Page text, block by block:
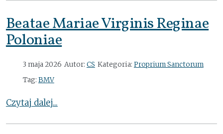
Beatae Mariae Virginis Reginae
Poloniae
3 maja 2026 Autor: CS Kategoria: Proprium Sanctorum
Tag: BMV
Czytaj dalej...